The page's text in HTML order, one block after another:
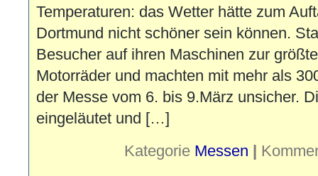
Temperaturen: das Wetter hätte zum
Dortmund nicht schöner sein können.
Besucher auf ihren Maschinen zur
Motorräder und machten mit mehr als
der Messe vom 6. bis 9.März unsicher.
eingeläutet und […]
Kategorie Messen |